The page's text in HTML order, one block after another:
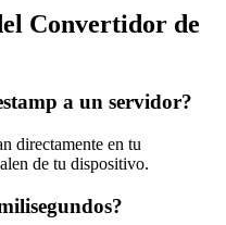
Convertidor de
a un servidor?
directamente en tu
de tu dispositivo.